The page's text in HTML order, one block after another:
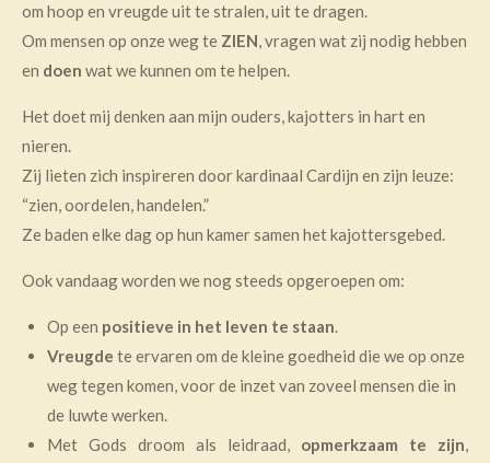
om hoop en vreugde uit te stralen, uit te dragen.
Om mensen op onze weg te ZIEN, vragen wat zij nodig hebben
en doen wat we kunnen om te helpen.
Het doet mij denken aan mijn ouders, kajotters in hart en
nieren.
Zij lieten zich inspireren door kardinaal Cardijn en zijn leuze:
“zien, oordelen, handelen.”
Ze baden elke dag op hun kamer samen het kajottersgebed.
Ook vandaag worden we nog steeds opgeroepen om:
Op een positieve in het leven te staan.
Vreugde te ervaren om de kleine goedheid die we op onze
weg tegen komen, voor de inzet van zoveel mensen die in
de luwte werken.
Met Gods droom als leidraad, opmerkzaam te zijn,